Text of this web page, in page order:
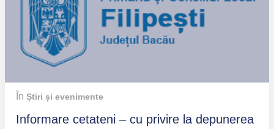
În Știri și evenimente
Informare cetateni – cu privire la depunerea